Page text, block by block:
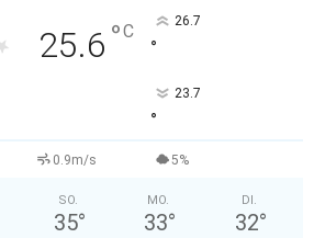
25.6 °C 26.7
°
23.7
°
0.9m/s 5%
SO.
35°
MO.
33°
DI.
32°